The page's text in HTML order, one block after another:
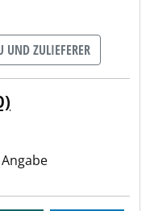
ZULIEFERER